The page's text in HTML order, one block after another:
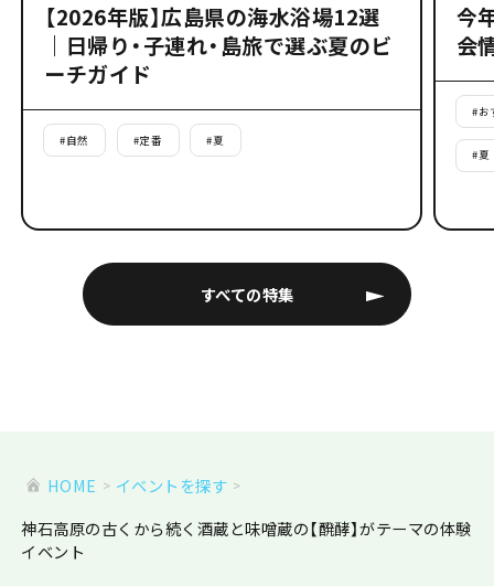
すべての特集
【2026年版】広島県の海水浴場12選
｜日帰り・子連れ・島旅で選ぶ夏のビ
ーチガイド
#自然 #定番 #夏
今
会
#お
#夏
HOME
イベントを探す
神石高原の古くから続く酒蔵と味噌蔵の【醗酵】がテーマの体験
イベント